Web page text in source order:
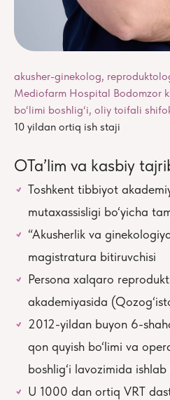
akusher-ginekolog,
Mediofarm Hospital Bodomzor
bo‘limi boshlig‘i, oliy toifali
10 yildan ortiq ish staji
ОTa’lim va kasbiy
Toshkent tibbiyot
mutaxassisligi bo‘yicha
“Akusherlik va
magistratura bitiruvchisi
Persona xalqaro
akademiyasida
2012-yildan buyon 6-
qon quyish bo‘limi va
boshlig‘i lavozimida
U 1000 dan ortiq VRT